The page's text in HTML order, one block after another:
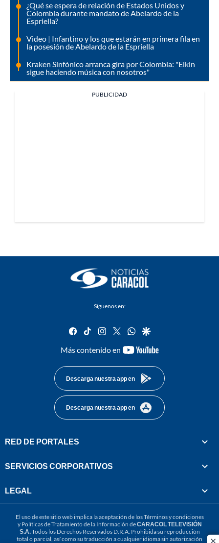
¿Qué se espera de relación de Estados Unidos y
Colombia durante mandato de Abelardo de la
Espriella?
Video | Infantino y los que estarán en primera fila en
la posesión de Abelardo de la Espriella
Kraken Sinfónico arranca gira por Colombia: "Elkin
sigue haciendo música con nosotros"
PUBLICIDAD
Síguenos en:
facebook
tiktok instagram
twitterwhatsapp
google
Más contenido en
youtube-
Descarga nuestra app en
Descarga nuestra app en
RED DE PORTALES
SERVICIOS CORPORATIVOS
LEGAL
El uso de este sitio web implica la aceptación de losTérminos y condiciones
y Políticas de Tratamiento de la Información deCARACOL TELEVISIÓN
S.A.Todos los Derechos Reservados D.R.A. Prohibida su reproducción
total o parcial, así como su traducción a cualquier idioma sin autorización